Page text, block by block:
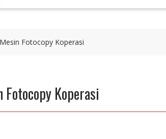
Fotocopy Koperasi
Fotocopy Koperasi